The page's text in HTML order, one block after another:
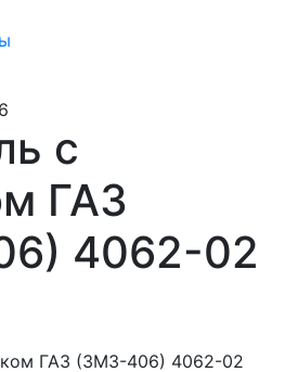
с
ГАЗ
4062-02